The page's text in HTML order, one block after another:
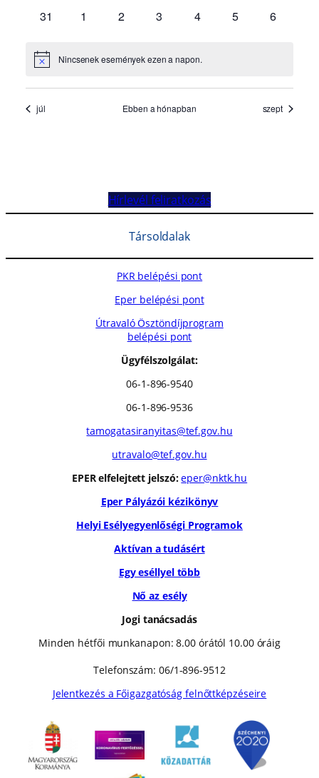
Hírlevél feliratkozás
Társoldalak
PKR belépési pont
Eper belépési pont
Útravaló Ösztöndíjprogram
belépési pont
Ügyfélszolgálat:
06-1-896-9540
06-1-896-9536
tamogatasiranyitas@tef.gov.hu
utravalo@tef.gov.hu
EPER elfelejtett jelszó: eper@nktk.hu
Eper Pályázói kézikönyv
Helyi Esélyegyenlőségi Programok
Aktívan a tudásért
Egy eséllyel több
Nő az esély
Jogi tanácsadás
Minden hétfői munkanapon: 8.00 órától 10.00 óráig
Telefonszám: 06/1-896-9512
Jelentkezés a Főigazgatóság felnőttképzéseire